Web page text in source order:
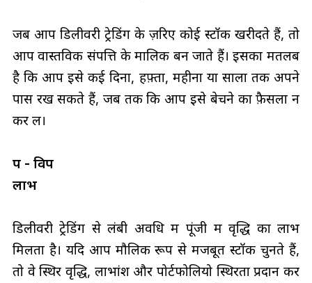
जब आप डिलीवरी ट्रेडिंग के ज़रिए कोई स्टॉक खरीदते हैं, तो
आप वास्तविक संपत्ति के मालिक बन जाते हैं। इसका मतलब
है कि आप इसे कई दिनों, हफ़्तों, महीनों या सालों तक अपने
पास रख सकते हैं, जब तक कि आप इसे बेचने का फ़ैसला न
कर लें।
पक्ष - विपक्ष
लाभ
डिलीवरी ट्रेडिंग से लंबी अवधि में पूंजी में वृद्धि का लाभ
मिलता है। यदि आप मौलिक रूप से मजबूत स्टॉक चुनते हैं,
तो वे स्थिर वृद्धि, लाभांश और पोर्टफोलियो स्थिरता प्रदान कर